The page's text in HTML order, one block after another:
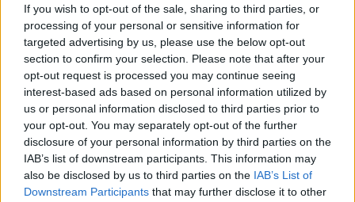
If you wish to opt-out of the sale, sharing to third parties, or
processing of your personal or sensitive information for
targeted advertising by us, please use the below opt-out
section to confirm your selection. Please note that after your
opt-out request is processed you may continue seeing
interest-based ads based on personal information utilized by
us or personal information disclosed to third parties prior to
your opt-out. You may separately opt-out of the further
disclosure of your personal information by third parties on the
IAB’s list of downstream participants. This information may
also be disclosed by us to third parties on the IAB’s List of
Downstream Participants that may further disclose it to other